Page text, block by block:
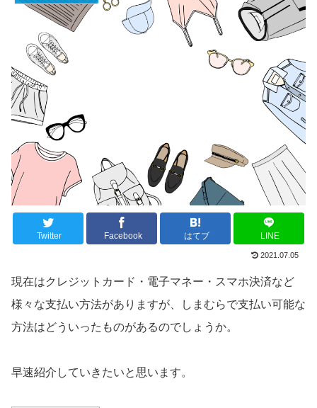
Twitter Facebook はてブ LINE
2021.07.05
現在はクレジットカード・電子マネー・スマホ決済など
様々な支払い方法がありますが、しまむらで支払い可能な
方法はどういったものがあるのでしょうか。
早速紹介していきたいと思います。